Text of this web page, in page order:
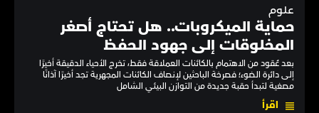
علوم
حماية الميكروبات.. هل تحتاج أصغر
المخلوقات إلى جهود الحفظ
بعد عُقود من الاهتمام بالكائنات العملاقة فقط، تخرج الأحياء الدقيقة أخيرًا
إلى دائرة الضوء؛ فصرخة الباحثين لإنصاف الكائنات المجهرية تجد أخيرًا آذانًا
مصغية لتبدأ حقبة جديدة من التوازن البيئي الشامل
اقرأ